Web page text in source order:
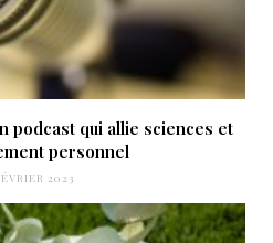
podcast qui allie sciences et
personnel
2023